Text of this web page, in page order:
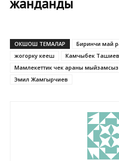
ОКШОШ ТЕМАЛАР
Биринчи май
жогорку кеңеш
Камчыбек Ташиев
Мамлекеттик чек араны мыйзамсыз
Эмил Жамгырчиев